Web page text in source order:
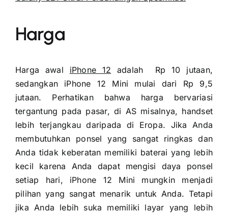
Harga
Harga awal iPhone 12 adalah Rp 10 jutaan,
sedangkan iPhone 12 Mini mulai dari Rp 9,5
jutaan. Perhatikan bahwa harga bervariasi
tergantung pada pasar, di AS misalnya, handset
lebih terjangkau daripada di Eropa. Jika Anda
membutuhkan ponsel yang sangat ringkas dan
Anda tidak keberatan memiliki baterai yang lebih
kecil karena Anda dapat mengisi daya ponsel
setiap hari, iPhone 12 Mini mungkin menjadi
pilihan yang sangat menarik untuk Anda. Tetapi
jika Anda lebih suka memiliki layar yang lebih